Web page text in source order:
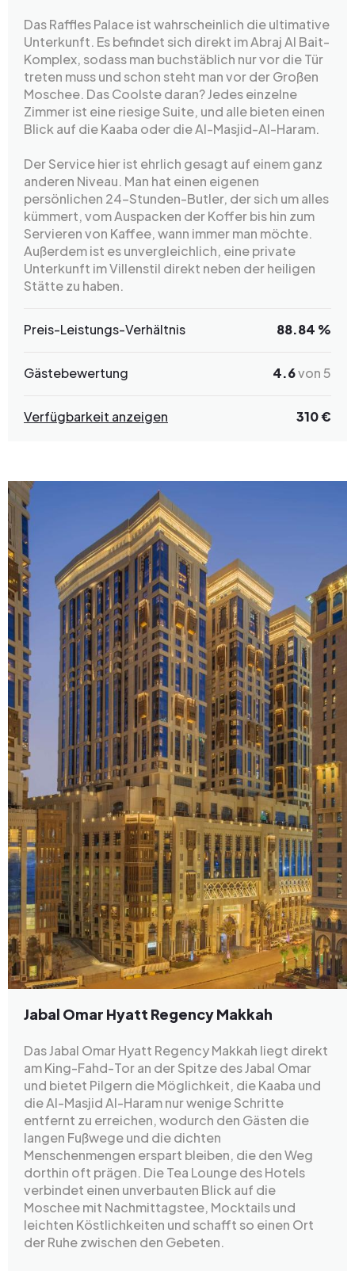
Das Raffles Palace ist wahrscheinlich die ultimative
Unterkunft. Es befindet sich direkt im Abraj Al Bait-
Komplex, sodass man buchstäblich nur vor die Tür
treten muss und schon steht man vor der Großen
Moschee. Das Coolste daran? Jedes einzelne
Zimmer ist eine riesige Suite, und alle bieten einen
Blick auf die Kaaba oder die Al-Masjid-Al-Haram.
Der Service hier ist ehrlich gesagt auf einem ganz
anderen Niveau. Man hat einen eigenen
persönlichen 24-Stunden-Butler, der sich um alles
kümmert, vom Auspacken der Koffer bis hin zum
Servieren von Kaffee, wann immer man möchte.
Außerdem ist es unvergleichlich, eine private
Unterkunft im Villenstil direkt neben der heiligen
Stätte zu haben.
Preis-Leistungs-Verhältnis 88.84 %
Gästebewertung 4.6von 5
Verfügbarkeit anzeigen 310 €
Jabal Omar Hyatt Regency Makkah
Das Jabal Omar Hyatt Regency Makkah liegt direkt
am King-Fahd-Tor an der Spitze des Jabal Omar
und bietet Pilgern die Möglichkeit, die Kaaba und
die Al-Masjid Al-Haram nur wenige Schritte
entfernt zu erreichen, wodurch den Gästen die
langen Fußwege und die dichten
Menschenmengen erspart bleiben, die den Weg
dorthin oft prägen. Die Tea Lounge des Hotels
verbindet einen unverbauten Blick auf die
Moschee mit Nachmittagstee, Mocktails und
leichten Köstlichkeiten und schafft so einen Ort
der Ruhe zwischen den Gebeten.